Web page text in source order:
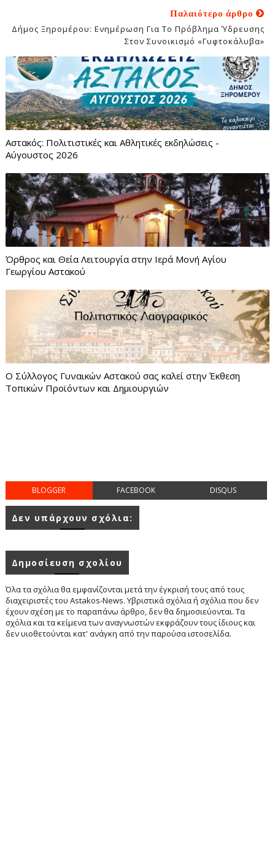
Παλαιότερο άρθρο
Δήμος Ξηρομέρου: Ενημέρωση Για Το Πρόβλημα Ύδρευσης
Στον Συνοικισμό «Γυφτοκάλυβα»
Αστακός: Πολιτιστικές και Αθλητικές εκδηλώσεις -
Αύγουστος 2026
Όρθρος και Θεία Λειτουργία στην Ιερά Μονή Αγίου
Γεωργίου Αστακού
Ο Σύλλογος Γυναικών Αστακού σας καλεί στην Έκθεση
Τοπικών Προϊόντων και Δημιουργιών
BLOGGER FACEBOOK DISQUS
Δεν υπάρχουν σχόλια:
Δημοσίευση σχολίου
Όλα τα σχόλια θα εμφανίζονται μετά την έγκρισή τους από τους
διαχειριστές του Astakos-News. Υβριστικά σχόλια ή σχόλια που δεν
έχουν σχέση με το παραπάνω άρθρο, δεν θα δημοσιεύονται. Τα
σχόλια και τα κείμενα των αναγνωστών εκφράζουν τους ίδιους και
δεν υιοθετούνται κατ' ανάγκη από την παρούσα ιστοσελίδα.